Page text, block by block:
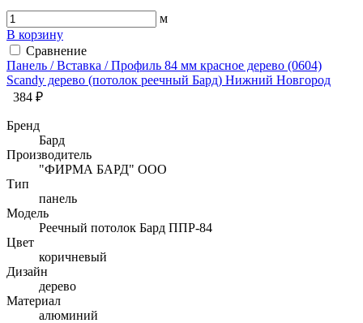
м
В корзину
Сравнение
Панель / Вставка / Профиль 84 мм красное дерево (0604)
Sсandy дерево (потолок реечный Бард) Нижний Новгород
384 ₽
Бренд
Бард
Производитель
"ФИРМА БАРД" ООО
Тип
панель
Модель
Реечный потолок Бард ППР-84
Цвет
коричневый
Дизайн
дерево
Материал
алюминий